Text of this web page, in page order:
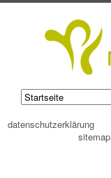
datenschutzerklärung
sitemap